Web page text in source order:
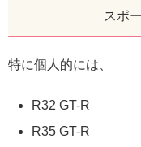
スポ
特に個人的には、
R32 GT-R
R35 GT-R